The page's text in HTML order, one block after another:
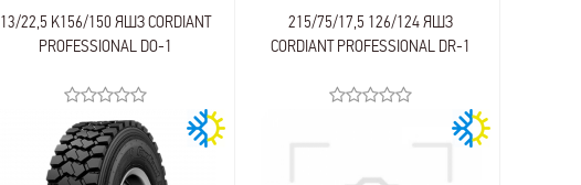
13/22,5 K156/150 ЯШЗ CORDIANT
PROFESSIONAL DO-1
215/75/17,5 126/124 ЯШЗ
CORDIANT PROFESSIONAL DR-1